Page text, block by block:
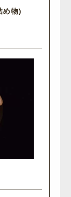
め物)